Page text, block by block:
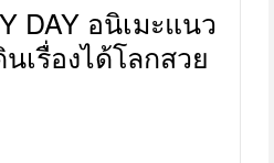
DAY อนิเมะแนว
เรื่องได้โลกสวย